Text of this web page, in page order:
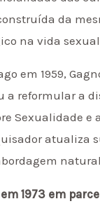
da
na vida
em 1959,
a reformular a
Sexualidade e
atualiza
1973 em